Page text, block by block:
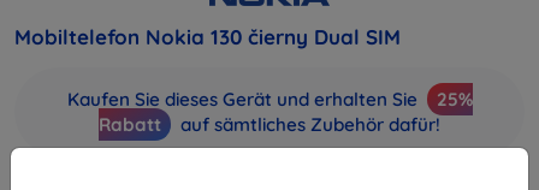
Mobiltelefon Nokia 130 čierny Dual SIM
Kaufen Sie dieses Gerät und erhalten Sie
25%
Rabatt
auf sämtliches Zubehör dafür!